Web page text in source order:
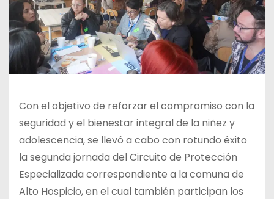
Con el objetivo de reforzar el compromiso con la
seguridad y el bienestar integral de la niñez y
adolescencia, se llevó a cabo con rotundo éxito
la segunda jornada del Circuito de Protección
Especializada correspondiente a la comuna de
Alto Hospicio, en el cual también participan los